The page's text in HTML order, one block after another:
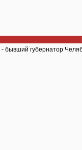
- бывший губернатор